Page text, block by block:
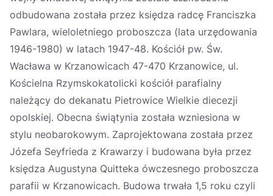
odbudowana została przez księdza radcę Franciszka
Pawlara, wieloletniego proboszcza (lata urzędowania
1946-1980) w latach 1947-48. Kościół pw. Św.
Wacława w Krzanowicach 47-470 Krzanowice, ul.
Kościelna Rzymskokatolicki kościół parafialny
należący do dekanatu Pietrowice Wielkie diecezji
opolskiej. Obecna świątynia została wzniesiona w
stylu neobarokowym. Zaprojektowana została przez
Józefa Seyfrieda z Krawarzy i budowana była przez
księdza Augustyna Quitteka ówczesnego proboszcza
parafii w Krzanowicach. Budowa trwała 1,5 roku czyli